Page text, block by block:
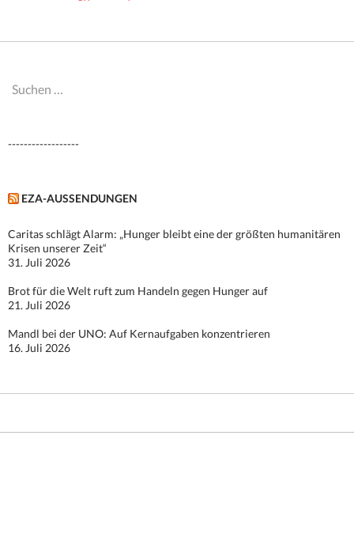
Suchen
------------------
EZA-AUSSENDUNGEN
Caritas schlägt Alarm: „Hunger bleibt eine der größten humanitären
Krisen unserer Zeit“
31. Juli 2026
Brot für die Welt ruft zum Handeln gegen Hunger auf
21. Juli 2026
Mandl bei der UNO: Auf Kernaufgaben konzentrieren
16. Juli 2026